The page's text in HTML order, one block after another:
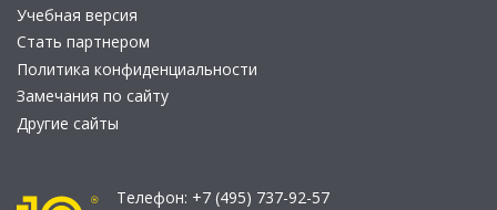
Учебная версия
Стать партнером
Политика конфиденциальности
Замечания по сайту
Другие сайты
Телефон: +7 (495) 737-92-57